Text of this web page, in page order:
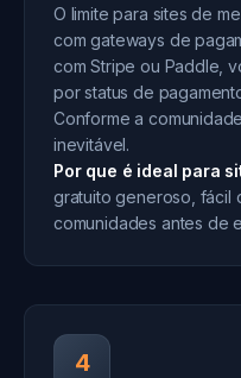
O limite para sites de
com gateways de
com Stripe ou Paddle,
por status de
Conforme a
inevitável.
Por que é ideal para
gratuito generoso, fácil
comunidades antes de
4